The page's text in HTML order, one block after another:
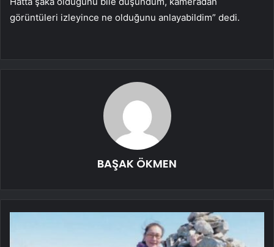
görüntüleri izleyince ne olduğunu anlayabildim” dedi.
BAŞAK ÖKMEN